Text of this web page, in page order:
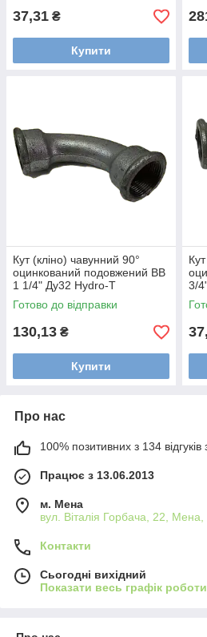
37,31 ₴
Купити
Кут (кліно) чавунний 90°
оцинкований подовжений ВВ
1 1/4" Ду32 Hydro-T
Готово до відправки
130,13 ₴
Купити
3/
Про нас
100% позитивних з 134 відгуків
Працює з 13.06.2013
м. Мена
вул. Віталія Горбача, 22, Мена,
Контакти
Сьогодні вихідний
Показати весь графік роботи